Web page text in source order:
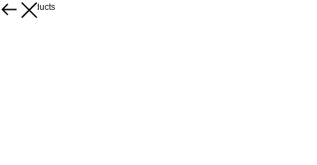
More products